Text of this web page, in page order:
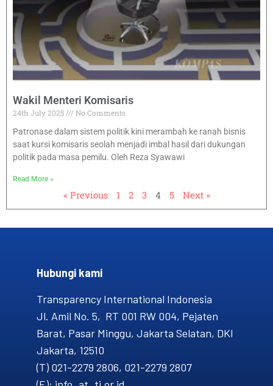
Wakil Menteri Komisaris
24th July 2025
No Comments
Patronase dalam sistem politik kini merambah ke ranah bisnis
saat kursi komisaris seolah menjadi imbal hasil dari dukungan
politik pada masa pemilu. Oleh Reza Syawawi
Read More »
« Previous 1 2 3 4 5 Next »
Hubungi kami​
Transparency International Indonesia
Jl. Amil No. 5, RT 001 RW 004, Pejaten
Barat, Pasar Minggu, Jakarta Selatan, DKI
Jakarta, 12510
(T) 021-2279 2806, 021-2279 2807